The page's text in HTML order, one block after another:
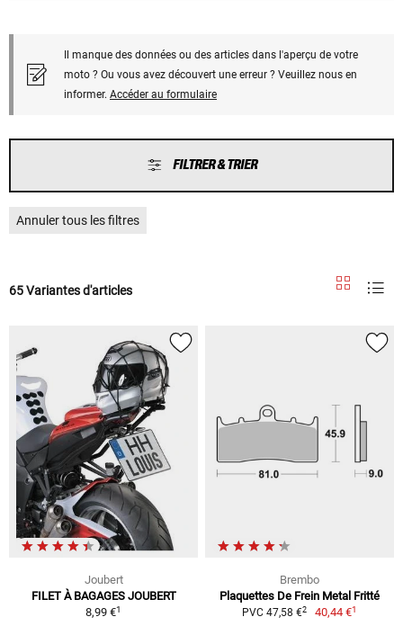
Il manque des données ou des articles dans l'aperçu de votre
moto ? Ou vous avez découvert une erreur ? Veuillez nous en
informer. Accéder au formulaire
FILTRER & TRIER
Annuler tous les filtres
65 Variantes d'articles
Joubert
FILET À BAGAGES JOUBERT
8,99 €1
Brembo
Plaquettes De Frein Metal Fritté
PVC 47,58 €2 40,44 €1